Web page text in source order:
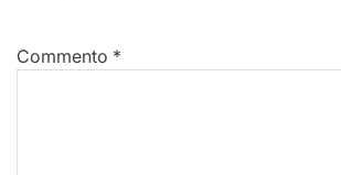
Commento *